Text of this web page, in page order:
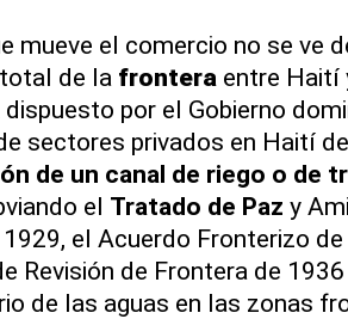
mueve el comercio no se ve
de la frontera entre Haití
dispuesto por el Gobierno
sectores privados en Haití
de un canal de riego o de
el Tratado de Paz y
el Acuerdo Fronterizo
Revisión de Frontera de
de las aguas en las zonas